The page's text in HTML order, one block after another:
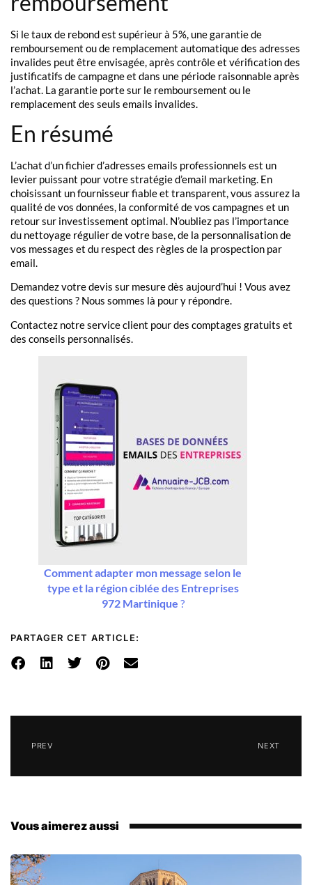
Si le taux de rebond est supérieur à 5%, une garantie de
remboursement ou de remplacement automatique des adresses
invalides peut être envisagée, après contrôle et vérification des
justificatifs de campagne et dans une période raisonnable après
l’achat. La garantie porte sur le remboursement ou le
remplacement des seuls emails invalides.
En résumé
L’achat d’un fichier d’adresses emails professionnels est un
levier puissant pour votre stratégie d’email marketing. En
choisissant un fournisseur fiable et transparent, vous assurez la
qualité de vos données, la conformité de vos campagnes et un
retour sur investissement optimal. N’oubliez pas l’importance
du nettoyage régulier de votre base, de la personnalisation de
vos messages et du respect des règles de la prospection par
email.
Demandez votre devis sur mesure dès aujourd’hui ! Vous avez
des questions ? Nous sommes là pour y répondre.
Contactez notre service client pour des comptages gratuits et
des conseils personnalisés.
Comment adapter mon message selon le
type et la région ciblée des Entreprises
972 Martinique ?
PARTAGER CET ARTICLE:
PREV NEXT
Vous aimerez aussi